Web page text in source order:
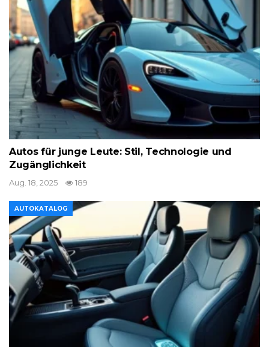
Autos für junge Leute: Stil, Technologie und
Zugänglichkeit
Aug. 18, 2025 189
AUTOKATALOG